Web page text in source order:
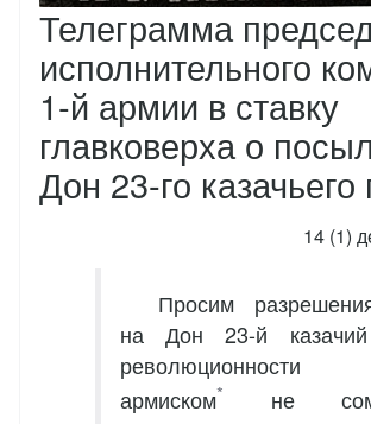
Телеграмма
исполнительного
1-й армии в ставку
главковерха о
Дон 23-го казачьего
14 (1)
Просим
на Дон 23-й
революционности
армиском*
не